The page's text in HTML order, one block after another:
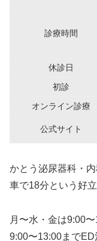
診療時間
休診日
初診
オンライン診療
公式サイト
かとう泌尿器科・
車で18分という好
月〜水・金は9:00
9:00〜13:00までED